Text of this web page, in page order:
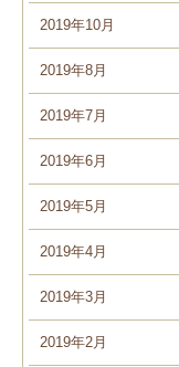
2019年10月
2019年8月
2019年7月
2019年6月
2019年5月
2019年4月
2019年3月
2019年2月